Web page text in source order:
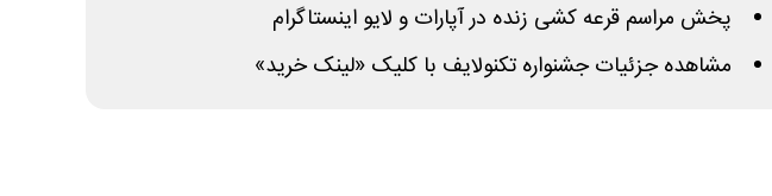
پخش مراسم قرعه کشی زنده در آپارات و لایو اینستاگرام
مشاهده جزئیات جشنواره تکنولایف با کلیک «لینک خرید»